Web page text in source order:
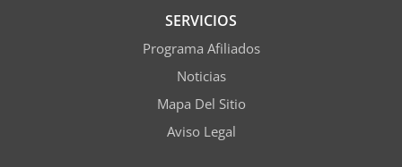
SERVICIOS
Programa Afiliados
Noticias
Mapa Del Sitio
Aviso Legal